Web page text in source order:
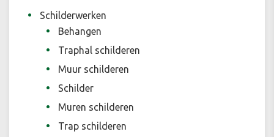
Schilderwerken
Behangen
Traphal schilderen
Muur schilderen
Schilder
Muren schilderen
Trap schilderen